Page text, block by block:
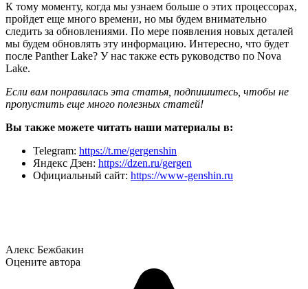
К тому моменту, когда мы узнаем больше о этих процессорах,
пройдет еще много времени, но мы будем внимательно
следить за обновлениями. По мере появления новых деталей
мы будем обновлять эту информацию. Интересно, что будет
после Panther Lake? У нас также есть руководство по Nova
Lake.
Если вам понравилась эта статья, подпишитесь, чтобы не
пропустить еще много полезных статей!
Вы также можете читать наши материалы в:
Telegram: https://t.me/gergenshin
Яндекс Дзен: https://dzen.ru/gergen
Официальный сайт: https://www-genshin.ru
Алекс Бежбакин
Оцените автора